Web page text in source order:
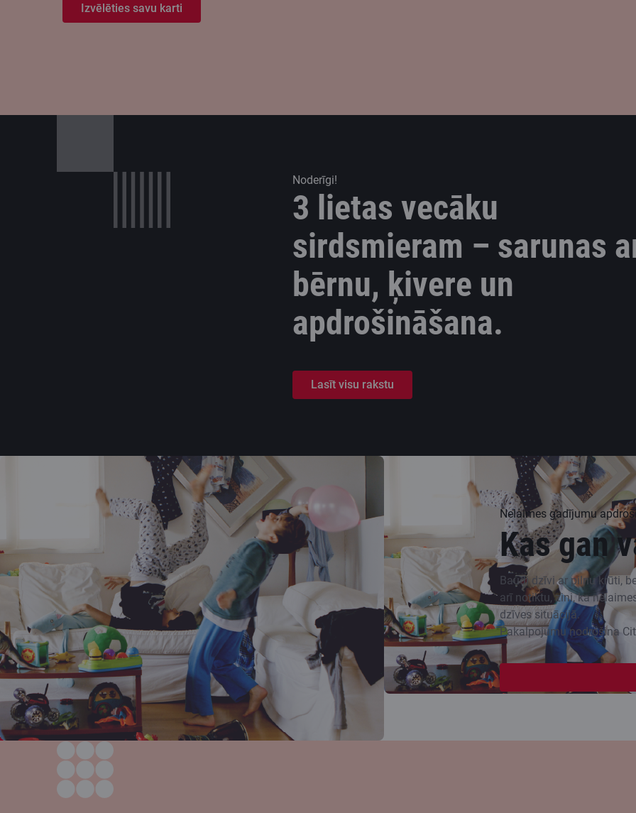
Izvēlēties savu karti
Noderīgi!
3 lietas vecāku
sirdsmieram – sarunas
bērnu, ķivere un
apdrošināšana.
Lasīt visu rakstu
Nelaimes gadījumu
Kas gan
Baudi dzīvi ar pilnu krūti,
arī notiktu, zini, ka
dzīves situācijā.
Pakalpojumu nodrošina